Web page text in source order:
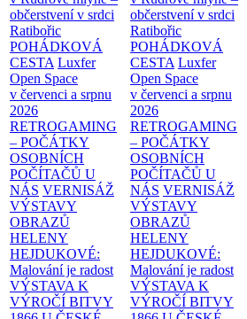
občerstvení v srdci
Ratibořic
POHÁDKOVÁ
CESTA Luxfer
Open Space
v červenci a srpnu
2026
RETROGAMING
– POČÁTKY
OSOBNÍCH
POČÍTAČŮ U
NÁS VERNISÁŽ
VÝSTAVY
OBRAZŮ
HELENY
HEJDUKOVÉ:
Malování je radost
VÝSTAVA K
VÝROČÍ BITVY
občerstvení v srdci
Ratibořic
POHÁDKOVÁ
CESTA Luxfer
Open Space
v červenci a srpnu
2026
RETROGAMING
– POČÁTKY
OSOBNÍCH
POČÍTAČŮ U
NÁS VERNISÁŽ
VÝSTAVY
OBRAZŮ
HELENY
HEJDUKOVÉ:
Malování je radost
VÝSTAVA K
VÝROČÍ BITVY